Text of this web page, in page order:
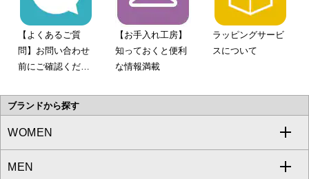
【よくあるご質
問】お問い合わせ
前にご確認くださ
【お手入れ工房】
知っておくと便利
な情報満載
ラッピングサービ
スについて
ブランドから探す
WOMEN
a.v.v
MEN